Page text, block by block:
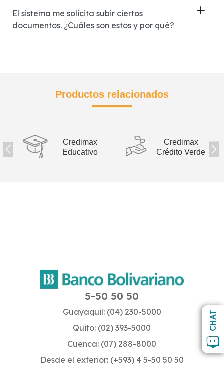
CHAT
El sistema me solicita subir ciertos
documentos. ¿Cuáles son estos y por qué?
Productos relacionados
Credimax
Educativo
Credimax
Crédito Verde
5-50 50 50
Guayaquil: (04) 230-5000
Quito: (02) 393-5000
Cuenca: (07) 288-8000
Desde el exterior: (+593) 4 5-50 50 50